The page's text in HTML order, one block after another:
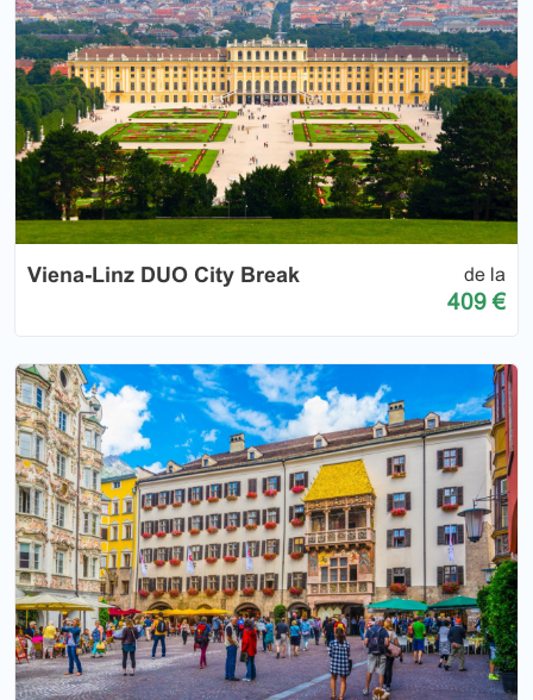
Viena-Linz DUO City Break de la
409 €